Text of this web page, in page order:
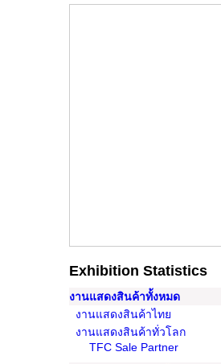
Exhibition Statistics
งานแสดงสินค้าทั้งหมด
งานแสดงสินค้าไทย
งานแสดงสินค้าทั่วโลก
TFC Sale Partner